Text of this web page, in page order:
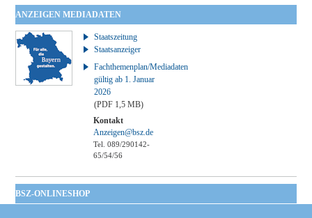
ANZEIGEN MEDIADATEN
Staatszeitung
Staatsanzeiger
Fachthemenplan/Mediadaten
gültig ab 1. Januar
2026
(PDF 1,5 MB)
Kontakt
Anzeigen@bsz.de
Tel. 089/290142-
65/54/56
BSZ-ONLINESHOP